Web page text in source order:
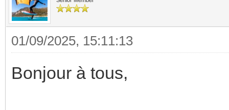
01/09/2025, 15:11:13
Bonjour à tous,